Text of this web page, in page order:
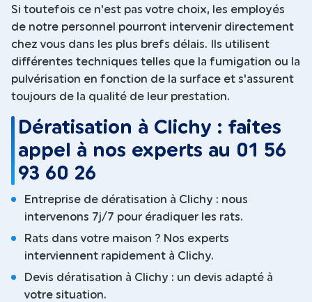
Si toutefois ce n'est pas votre choix, les employés
de notre personnel pourront intervenir directement
chez vous dans les plus brefs délais. Ils utilisent
différentes techniques telles que la fumigation ou la
pulvérisation en fonction de la surface et s'assurent
toujours de la qualité de leur prestation.
Dératisation à Clichy : faites
appel à nos experts au 01 56
93 60 26
Entreprise de dératisation à Clichy : nous
intervenons 7j/7 pour éradiquer les rats.
Rats dans votre maison ? Nos experts
interviennent rapidement à Clichy.
Devis dératisation à Clichy : un devis adapté à
votre situation.